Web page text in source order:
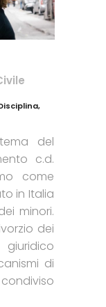
del
c.d.
come
in Italia
minori.
dei
di